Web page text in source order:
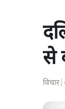
से
विचार